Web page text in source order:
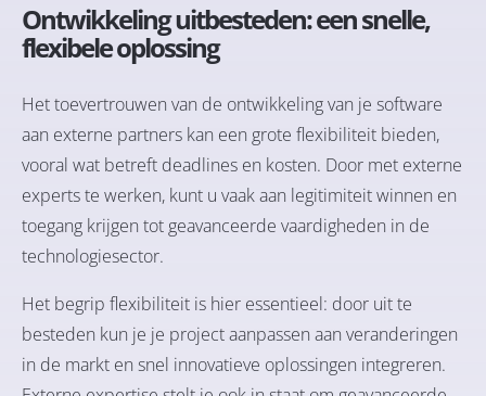
Ontwikkeling uitbesteden: een snelle,
flexibele oplossing
Het toevertrouwen van de ontwikkeling van je software
aan externe partners kan een grote flexibiliteit bieden,
vooral wat betreft deadlines en kosten. Door met externe
experts te werken, kunt u vaak aan legitimiteit winnen en
toegang krijgen tot geavanceerde vaardigheden in de
technologiesector.
Het begrip flexibiliteit is hier essentieel: door uit te
besteden kun je je project aanpassen aan veranderingen
in de markt en snel innovatieve oplossingen integreren.